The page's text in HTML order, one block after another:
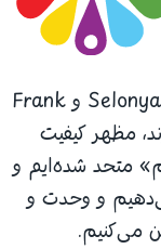
برندهای چلیک تکستیل: Selonya، Eiffel، PALAS و Frank
دارند، مظهر کیفیت
متحد شده‌ایم و
و وحدت و
می‌کنیم.